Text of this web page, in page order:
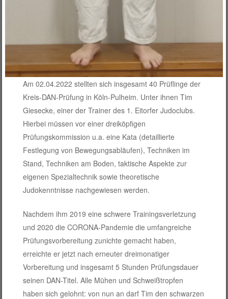
Am 02.04.2022 stellten sich insgesamt 40 Prüflinge der
Kreis-DAN-Prüfung in Köln-Pulheim. Unter ihnen Tim
Giesecke, einer der Trainer des 1. Eitorfer Judoclubs.
Hierbei müssen vor einer dreiköpfigen
Prüfungskommission u.a. eine Kata (detaillierte
Festlegung von Bewegungsabläufen), Techniken im
Stand, Techniken am Boden, taktische Aspekte zur
eigenen Spezialtechnik sowie theoretische
Judokenntnisse nachgewiesen werden.
Nachdem ihm 2019 eine schwere Trainingsverletzung
und 2020 die CORONA-Pandemie die umfangreiche
Prüfungsvorbereitung zunichte gemacht haben,
erreichte er jetzt nach erneuter dreimonatiger
Vorbereitung und insgesamt 5 Stunden Prüfungsdauer
seinen DAN-Titel. Alle Mühen und Schweißtropfen
haben sich gelohnt: von nun an darf Tim den schwarzen